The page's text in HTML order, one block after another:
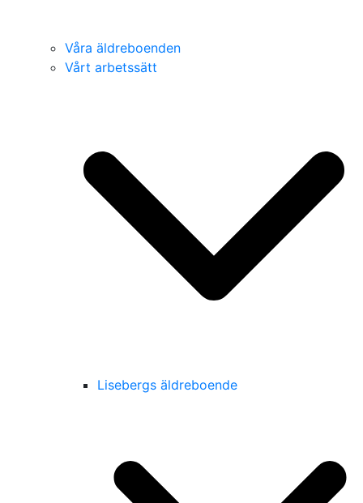
Våra äldreboenden
Vårt arbetssätt
Lisebergs äldreboende